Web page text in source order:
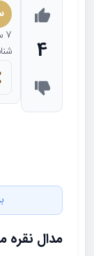
4
7 سال
مدال نقره